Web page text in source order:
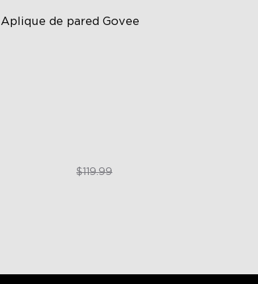
Aplique de pared Govee
$89.99$119.99